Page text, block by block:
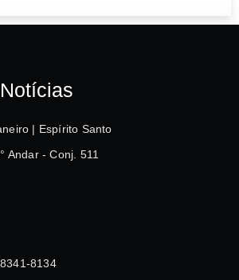
| Espírito Santo
Andar - Conj. 511
8134